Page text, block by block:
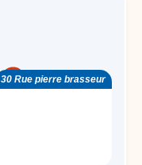
30 Rue pierre brasseur